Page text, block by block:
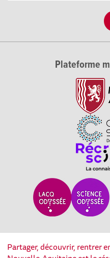
Plateforme
Partager, découvrir, rentrer